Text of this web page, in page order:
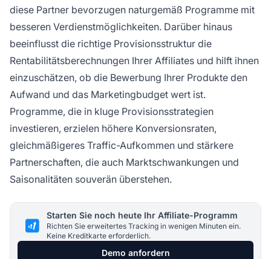
diese Partner bevorzugen naturgemäß Programme mit
besseren Verdienstmöglichkeiten. Darüber hinaus
beeinflusst die richtige Provisionsstruktur die
Rentabilitätsberechnungen Ihrer Affiliates und hilft ihnen
einzuschätzen, ob die Bewerbung Ihrer Produkte den
Aufwand und das Marketingbudget wert ist.
Programme, die in kluge Provisionsstrategien
investieren, erzielen höhere Konversionsraten,
gleichmäßigeres Traffic-Aufkommen und stärkere
Partnerschaften, die auch Marktschwankungen und
Saisonalitäten souverän überstehen.
Starten Sie noch heute Ihr Affiliate-Programm
Richten Sie erweitertes Tracking in wenigen Minuten ein.
Keine Kreditkarte erforderlich.
Demo anfordern